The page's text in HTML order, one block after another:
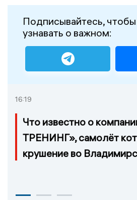
Подписывайтесь,
узнавать о важном:
16:19
Что известно о
ТРЕНИНГ», самолёт
крушение во